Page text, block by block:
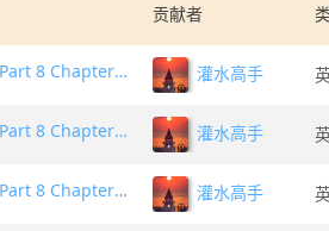
贡献者
安娜・卡列尼娜英文版-Part 8 Chapter 19 灌水高手
安娜・卡列尼娜英文版-Part 8 Chapter 18 灌水高手
安娜・卡列尼娜英文版-Part 8 Chapter 17 灌水高手